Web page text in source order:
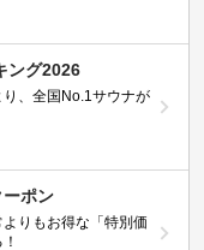
ング2026
、全国No.1サウナが
ポン
りもお得な「特別価